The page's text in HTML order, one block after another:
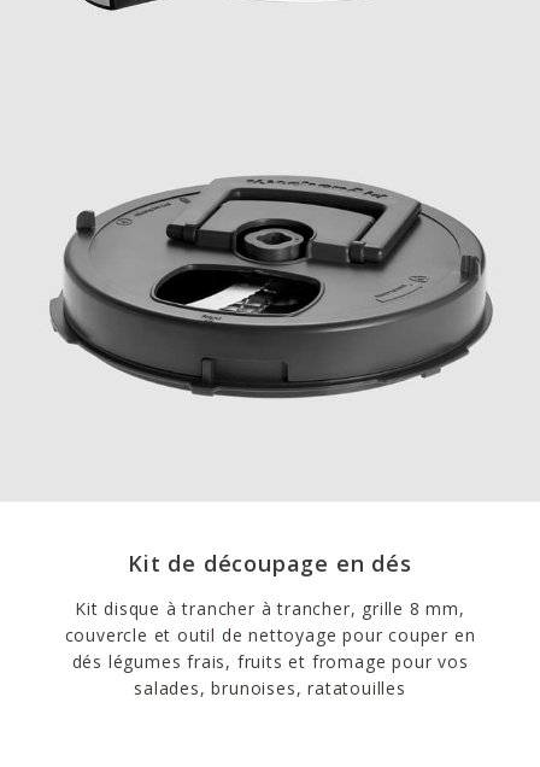
Kit de découpage en dés
Kit disque à trancher à trancher, grille 8 mm,
couvercle et outil de nettoyage pour couper en
dés légumes frais, fruits et fromage pour vos
salades, brunoises, ratatouilles